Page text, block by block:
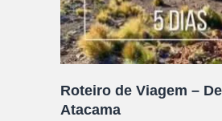
Roteiro de Viagem –
Atacama